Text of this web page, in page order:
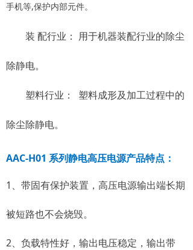
手机等,保护内部元件。
装 配行业： 用于机器装配行业的除尘
除静电。
塑料行业： 塑料成形及加工过程中的
除尘除静电。
AAC-H01 系列静电高压电源产品特点：
1、带固有保护装置，高压电源输出端长期
被短路也不会烧毁。
2、负载特性好，输出电压稳定，输出带